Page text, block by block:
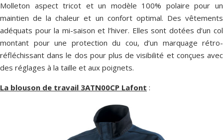
Molleton aspect tricot et un modèle 100% polaire pour un
maintien de la chaleur et un confort optimal. Des vêtements
adéquats pour la mi-saison et l’hiver. Elles sont dotées d’un col
montant pour une protection du cou, d’un marquage rétro-
réfléchissant dans le dos pour plus de visibilité et conçues avec
des réglages à la taille et aux poignets.
La blouson de travail 3ATN00CP Lafont :